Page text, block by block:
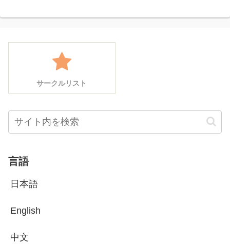
サークルリスト
言語
日本語
English
中文